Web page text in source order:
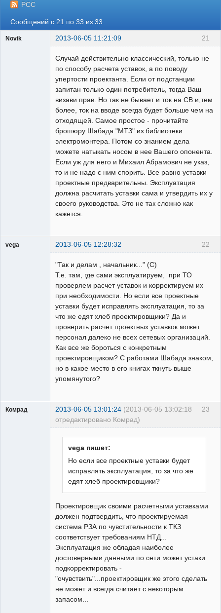
РСС
Сообщений с 21 по 33 из 33
21
Novik 2013-06-05 11:21:09
Случай действительно классический, только не
по способу расчета уставок, а по поводу
упертости проектанта. Если от подстанции
запитан только один потребитель, тогда Ваш
визави прав. Но так не бывает и ток на СВ и,тем
более, ток на вводе всегда будет больше чем на
отходящей. Самое простое - прочитайте
брошюру Шабада "МТЗ" из библиотеки
электромонтера. Потом со знанием дела
можете натыкать носом в нее Вашего опонента.
Если уж для него и Михаил Абрамович не указ,
то и не надо с ним спорить. Все равно уставки
проектные предварительны. Эксплуатация
должна расчитать уставки сама и утвердить их у
своего руководства. Это не так сложно как
кажется.
22
vega 2013-06-05 12:28:32
"Так и делам , начальник..." (С)
Т.е. там, где сами эксплуатируем, при ТО
проверяем расчет уставок и корректируем их
при необходимости. Но если все проектные
уставки будет исправлять эксплуатация, то за
что же едят хлеб проектировщики? Да и
проверить расчет проектных уставкок может
персонал далеко не всех сетевых организаций.
Как все же бороться с конкретным
проектировщиком? С работами Шабада знаком,
но в какое место в его книгах ткнуть выше
упомянутого?
23
Комрад 2013-06-05 13:01:24 (2013-06-05 13:02:18
отредактировано Комрад)
vega пишет:
Но если все проектные уставки будет
исправлять эксплуатация, то за что же
едят хлеб проектировщики?
Проектировщик своими расчетными уставками
должен подтвердить, что проектируемая
система РЗА по чувстительности к ТКЗ
соответствует требованиям НТД...
Эксплуатация же обладая наиболее
достоверными данными по сети может устаки
подкорректировать -
"очувствить"...проектировщик же этого сделать
не может и всегда считает с некоторым
запасом...